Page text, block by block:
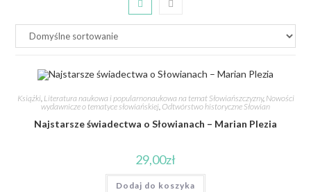
Książki, Literatura naukowa i popularnonaukowa na temat Słowiańszczyzny, Nowości
wydawnicze o tematyce słowiańskiej, Odtwórstwo historyczne Słowian
Najstarsze świadectwa o Słowianach – Marian Plezia
29,00zł
Dodaj do koszyka